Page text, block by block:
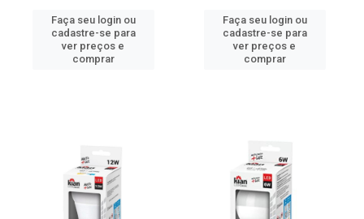
Faça seu login ou
cadastre-se para
ver preços e
comprar
Faça seu login ou
cadastre-se para
ver preços e
comprar